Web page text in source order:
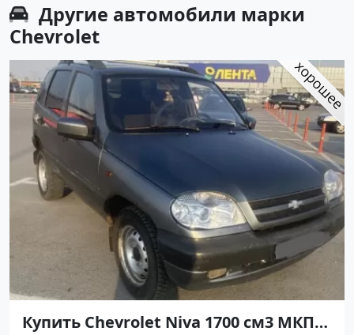
Другие автомобили марки
Chevrolet
Купить Chevrolet Niva 1700 см3 МКПП